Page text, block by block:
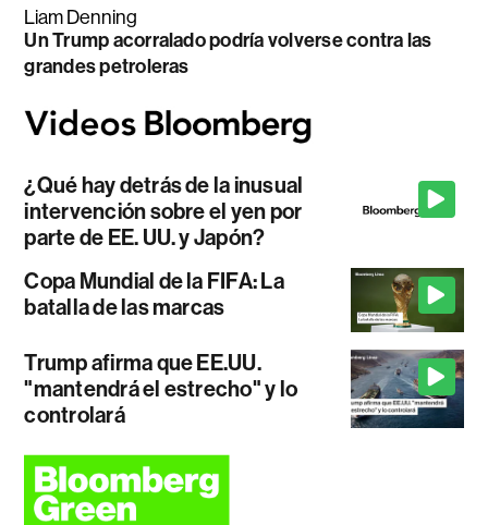
Liam Denning
Un Trump acorralado podría volverse contra las
grandes petroleras
¿Qué hay detrás de la inusual
intervención sobre el yen por
parte de EE. UU. y Japón?
Copa Mundial de la FIFA: La
batalla de las marcas
Trump afirma que EE.UU.
"mantendrá el estrecho" y lo
controlará